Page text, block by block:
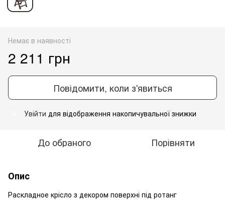
Немає в наявності
2 211 грн
Повідомити, коли з'явиться
Увійти для відображення накопичувальної знижки
До обраного Порівняти
Опис
Раскладное крісло з декором поверхні під ротанг